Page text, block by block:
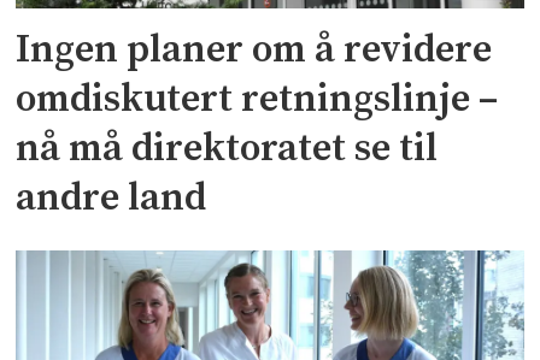
Ingen planer om å revidere
omdiskutert retningslinje –
nå må direktoratet se til
andre land